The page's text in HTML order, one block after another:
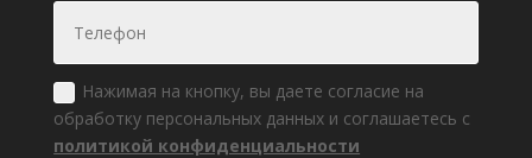
Нажимая на кнопку, вы даете согласие на
обработку персональных данных и соглашаетесь с
политикой конфиденциальности